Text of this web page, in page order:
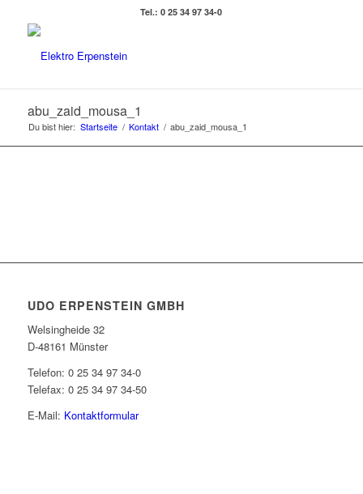
Tel.: 0 25 34 97 34-0
abu_zaid_mousa_1
Du bist hier: Startseite / Kontakt / abu_zaid_mousa_1
UDO ERPENSTEIN GMBH
Welsingheide 32
D-48161 Münster
Telefon: 0 25 34 97 34-0
Telefax: 0 25 34 97 34-50
E-Mail: Kontaktformular